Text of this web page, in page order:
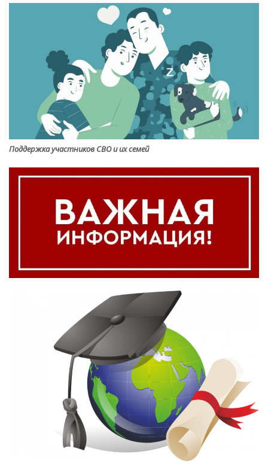
Поддержка участников СВО и их семей